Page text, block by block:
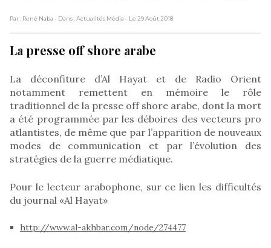
Par : René Naba - Dans : Actualités Média - Le 29 Août 2018
La presse off shore arabe
La déconfiture d’Al Hayat et de Radio Orient
notamment remettent en mémoire le rôle
traditionnel de la presse off shore arabe, dont la mort
a été programmée par les déboires des vecteurs pro
atlantistes, de même que par l’apparition de nouveaux
modes de communication et par l’évolution des
stratégies de la guerre médiatique.
Pour le lecteur arabophone, sur ce lien les difficultés
du journal «Al Hayat»
http://www.al-akhbar.com/node/274477